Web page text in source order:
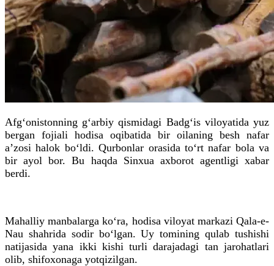
Afg‘onistonning g‘arbiy qismidagi Badg‘is viloyatida yuz
bergan fojiali hodisa oqibatida bir oilaning besh nafar
a’zosi halok bo‘ldi. Qurbonlar orasida to‘rt nafar bola va
bir ayol bor. Bu haqda Sinxua axborot agentligi xabar
berdi.
Mahalliy manbalarga ko‘ra, hodisa viloyat markazi Qala-e-
Nau shahrida sodir bo‘lgan. Uy tomining qulab tushishi
natijasida yana ikki kishi turli darajadagi tan jarohatlari
olib, shifoxonaga yotqizilgan.